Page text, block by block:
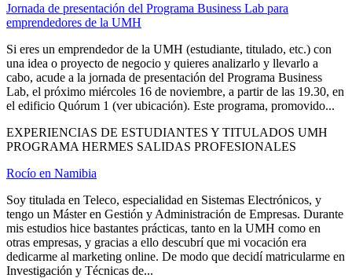
Jornada de presentación del Programa Business Lab para
emprendedores de la UMH
Si eres un emprendedor de la UMH (estudiante, titulado, etc.) con
una idea o proyecto de negocio y quieres analizarlo y llevarlo a
cabo, acude a la jornada de presentación del Programa Business
Lab, el próximo miércoles 16 de noviembre, a partir de las 19.30, en
el edificio Quórum 1 (ver ubicación). Este programa, promovido...
EXPERIENCIAS DE ESTUDIANTES Y TITULADOS UMH
PROGRAMA HERMES SALIDAS PROFESIONALES
Rocío en Namibia
Soy titulada en Teleco, especialidad en Sistemas Electrónicos, y
tengo un Máster en Gestión y Administración de Empresas. Durante
mis estudios hice bastantes prácticas, tanto en la UMH como en
otras empresas, y gracias a ello descubrí que mi vocación era
dedicarme al marketing online. De modo que decidí matricularme en
Investigación y Técnicas de...